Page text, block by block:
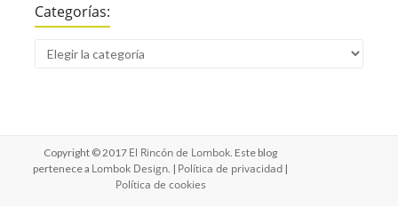
Categorías:
Copyright © 2017 El Rincón de Lombok . Este blog
pertenece a Lombok Design . | Política de privacidad |
Política de cookies